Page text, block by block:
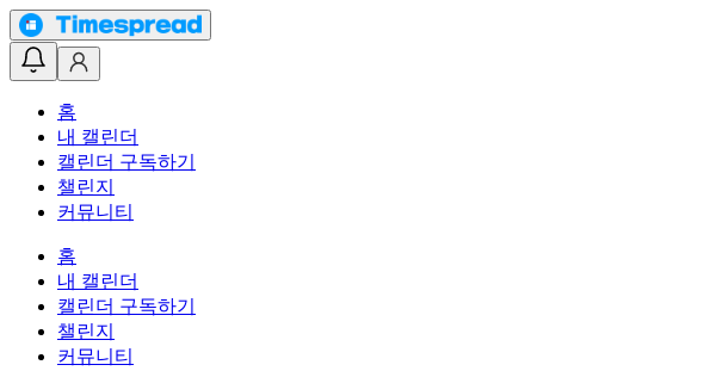
홈
내 캘린더
캘린더 구독하기
챌린지
커뮤니티
홈
내 캘린더
캘린더 구독하기
챌린지
커뮤니티